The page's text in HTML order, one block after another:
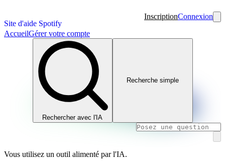
Site d'aide Spotify
InscriptionConnexion
AccueilGérer votre compte
Rechercher avec l'IA
Recherche simple
Vous utilisez un outil alimenté par l'IA.